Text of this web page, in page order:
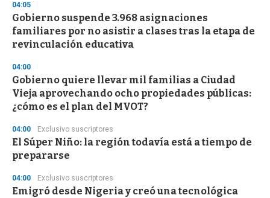
04:05
Gobierno suspende 3.968 asignaciones
familiares por no asistir a clases tras la etapa de
revinculación educativa
04:00
Gobierno quiere llevar mil familias a Ciudad
Vieja aprovechando ocho propiedades públicas:
¿cómo es el plan del MVOT?
04:00 Exclusivo suscriptores
El Súper Niño: la región todavía está a tiempo de
prepararse
04:00 Exclusivo suscriptores
Emigró desde Nigeria y creó una tecnológica